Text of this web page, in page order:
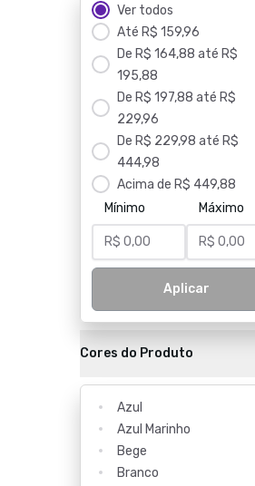
Ver todos
Até R$ 159,96
De R$ 164,88 até R$
195,88
De R$ 197,88 até R$
229,96
De R$ 229,98 até R$
444,98
Acima de R$ 449,88
Mínimo
Máximo
Aplicar
Cores do Produto
Azul
Azul Marinho
Bege
Branco